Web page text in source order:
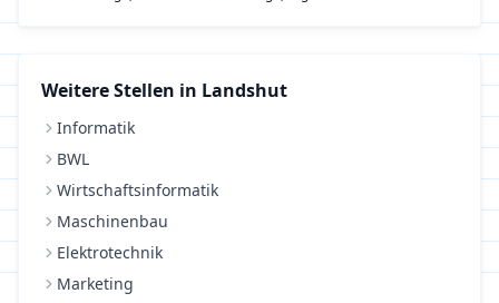
Weitere Stellen in Landshut
Informatik
BWL
Wirtschaftsinformatik
Maschinenbau
Elektrotechnik
Marketing